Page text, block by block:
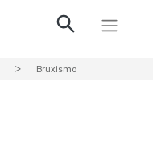
> Bruxismo